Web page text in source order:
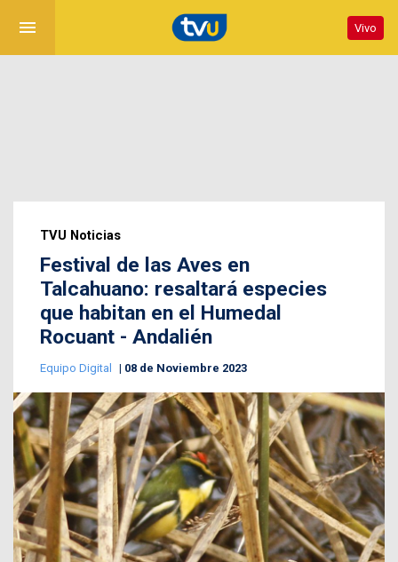
menu Vivo
TVU Noticias
Festival de las Aves en
Talcahuano: resaltará especies
que habitan en el Humedal
Rocuant - Andalién
Equipo Digital 08 de Noviembre 2023